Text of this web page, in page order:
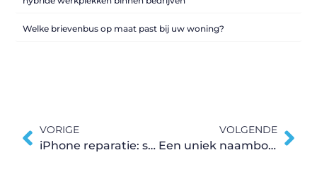
Welke brievenbus op maat past bij uw woning?
VORIGE
iPhone reparatie: scherp concurrerende reparatietarieven
VOLGENDE
Een uniek naambord met bijpassend huisnummer